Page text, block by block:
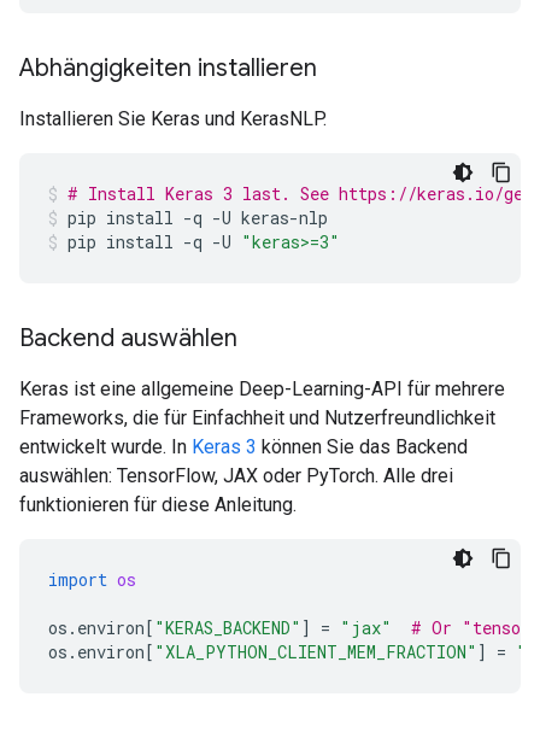
Abhängigkeiten installieren
Installieren Sie Keras und KerasNLP.
# Install Keras 3 last. See https://keras.io/
pip install -q -U keras-nlp
pip install -q -U "keras>=3"
Backend auswählen
Keras ist eine allgemeine Deep-Learning-API für mehrere
Frameworks, die für Einfachheit und Nutzerfreundlichkeit
entwickelt wurde. In Keras 3 können Sie das Backend
auswählen: TensorFlow, JAX oder PyTorch. Alle drei
funktionieren für diese Anleitung.
import os
os . environ[ "KERAS_BACKEND" ] = "jax"
# Or
os . environ[ "XLA_PYTHON_CLIENT_MEM_FRACTION" ] =